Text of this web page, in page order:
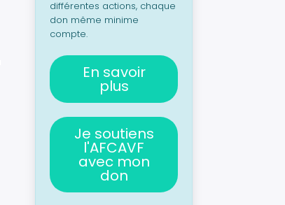
différentes actions, chaque
don même minime
compte.
En savoir
plus
Je soutiens
l'AFCAVF
avec mon
don